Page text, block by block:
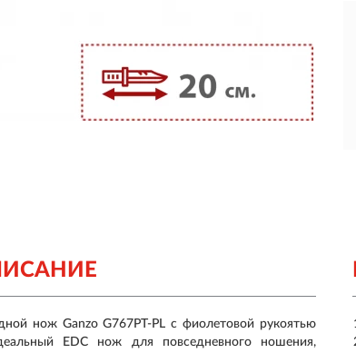
нож Ganzo G767PT-PL с фиолетовой рукоятью
EDC нож для повседневного ношения,